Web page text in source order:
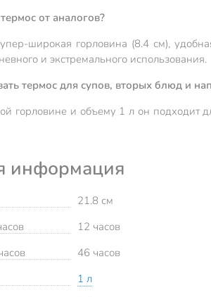
от аналогов?
широкая горловина (8.4 см),
и экстремального использования.
термос для супов, вторых блюд и
горловине и объему 1 л он подходит
информация
21.8 см
12 часов
46 часов
1 л